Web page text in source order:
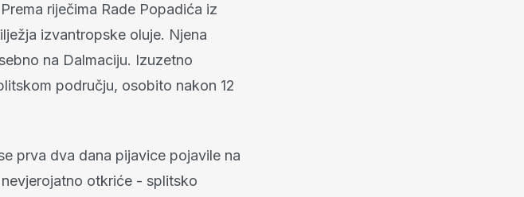
riječima Rade Popadića iz
izvantropske oluje. Njena
na Dalmaciju. Izuzetno
području, osobito nakon 12
prva dva dana pijavice pojavile na
otkriće - splitsko